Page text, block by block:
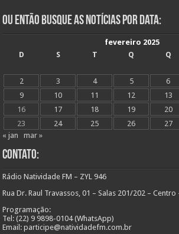
Ou Então Busque as Notícias Por Data:
fevereiro 2025
D
S T Q Q
2
3 4 5 6
9
10 11 12 13
16
17 18 19 20
23
24 25 26 27
« jan
mar »
Contato:
Rádio Natividade FM – ZYL 946
Rua Dr. Raul Travassos, 01 – Salas 201/202 – Centro
Programação:
Tel: (22) 9 9898-0104 (WhatsApp)
Email: participe@natividadefm.com.br